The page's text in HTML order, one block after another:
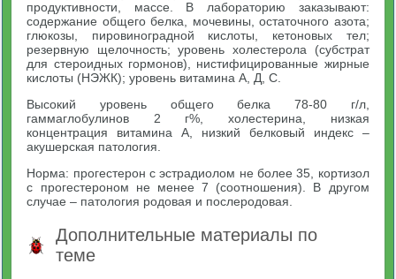
продуктивности, массе. В лабораторию заказывают:
содержание общего белка, мочевины, остаточного азота;
глюкозы, пировиноградной кислоты, кетоновых тел;
резервную щелочность; уровень холестерола (субстрат
для стероидных гормонов), нистифицированные жирные
кислоты (НЭЖК); уровень витамина А, Д, С.
Высокий уровень общего белка 78-80 г/л,
гаммаглобулинов 2 г%, холестерина, низкая
концентрация витамина А, низкий белковый индекс –
акушерская патология.
Норма: прогестерон с эстрадиолом не более 35, кортизол
с прогестероном не менее 7 (соотношения). В другом
случае – патология родовая и послеродовая.
Дополнительные материалы по
теме